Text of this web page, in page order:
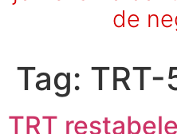
de
Tag: TRT-
TRT